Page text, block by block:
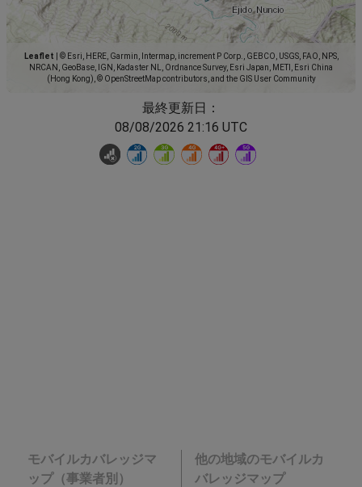
Leaflet
© Esri, HERE, Garmin, Intermap, increment P Corp., GEBCO, USGS, FAO, NPS,
NRCAN, GeoBase, IGN, Kadaster NL, Ordnance Survey, Esri Japan, METI, Esri China
(Hong Kong), © OpenStreetMap contributors, and the GIS User Community
最終更新日：
08/08/2026 21:16 UTC
モバイルカバレッジマ
ップ（事業者別）
他の地域のモバイルカ
バレッジマップ